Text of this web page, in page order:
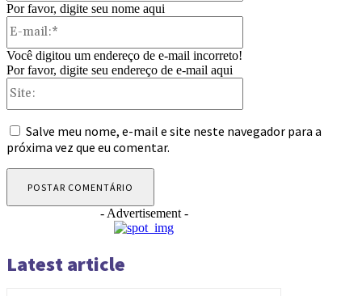
Por favor, digite seu nome aqui
Você digitou um endereço de e-mail incorreto!
Por favor, digite seu endereço de e-mail aqui
Salve meu nome, e-mail e site neste navegador para a
próxima vez que eu comentar.
- Advertisement -
Latest article